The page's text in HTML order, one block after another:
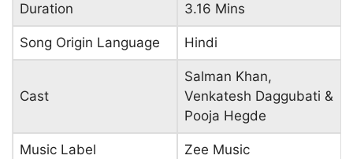
Duration 3.16 Mins
Song Origin Language Hindi
Cast
Salman Khan,
Venkatesh Daggubati &
Pooja Hegde
Music Label Zee Music